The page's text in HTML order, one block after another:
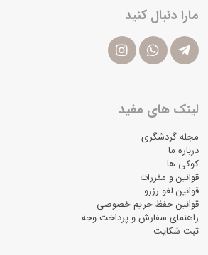
مارا دنبال کنید
لینک های مفید
مجله گردشگری
درباره ما
کوکی ها
قوانین و مقررات
قوانین لغو رزرو
قوانین حفظ حریم خصوصی
راهنمای سفارش و پرداخت وجه
ثبت شکایت